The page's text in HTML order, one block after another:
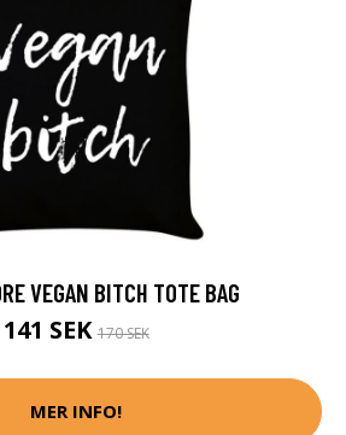
VEGAN BITCH TOTE BAG
141 SEK170 SEK
MER INFO!